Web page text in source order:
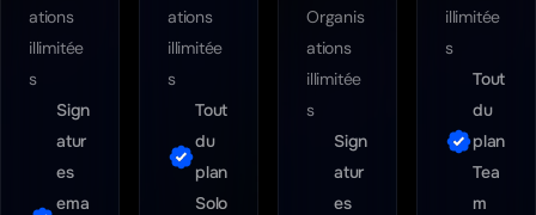
ations
illimitée
s
Sign
atur
es
ema
ations
illimitée
s
Tout
du
plan
Solo
Organis
ations
illimitée
s
Sign
atur
es
illimitée
s
Tout
du
plan
Tea